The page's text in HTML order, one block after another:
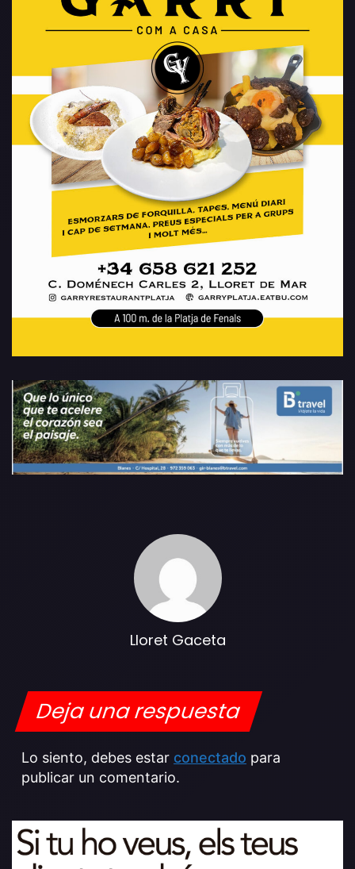
Lloret Gaceta
Deja una respuesta
Lo siento, debes estar conectado para
publicar un comentario.